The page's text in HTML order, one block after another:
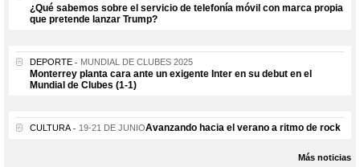
¿Qué sabemos sobre el servicio de telefonía móvil con marca propia
que pretende lanzar Trump?
DEPORTE MUNDIAL DE CLUBES 2025
Monterrey planta cara ante un exigente Inter en su debut en el
Mundial de Clubes (1-1)
CULTURA 19-21 DE JUNIOAvanzando hacia el verano a ritmo de rock
Más noticias